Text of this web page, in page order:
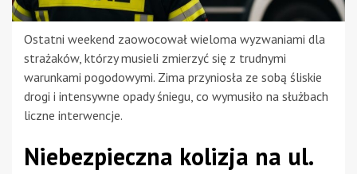
Ostatni weekend zaowocował wieloma wyzwaniami dla
strażaków, którzy musieli zmierzyć się z trudnymi
warunkami pogodowymi. Zima przyniosła ze sobą śliskie
drogi i intensywne opady śniegu, co wymusiło na służbach
liczne interwencje.
Niebezpieczna kolizja na ul.